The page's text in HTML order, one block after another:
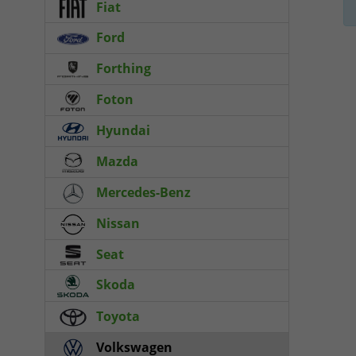
Fiat
Ford
Forthing
Foton
Hyundai
Mazda
Mercedes-Benz
Nissan
Seat
Skoda
Toyota
Volkswagen